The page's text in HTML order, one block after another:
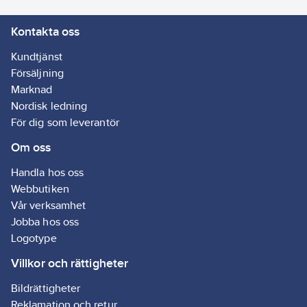
köp av förvalt antal
levereras artiklarna i
säljande butiksdisplay
för flexibel placering.
Artiklarna säljs
styckvis till
slutkonsument.
Artikelnr:
artikelnr:
YC-DAX-2
Ean
artikelnr:
7318270052999
Ersätter
artikelnr:
Materialklass GA06
Kontakta oss
Kundtjänst
Försäljning
Marknad
Nordisk ledning
För dig som leverantör
Om oss
Handla hos oss
Webbutiken
Vår verksamhet
Jobba hos oss
Logotype
Villkor och rättigheter
Bildrättigheter